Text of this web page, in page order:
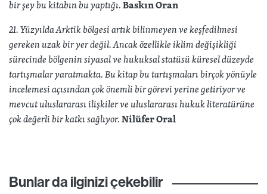
bir şey bu kitabın bu yaptığı.Baskın Oran
21. Yüzyılda Arktik bölgesi artık bilinmeyen ve keşfedilmesi
gereken uzak bir yer değil. Ancak özellikle iklim değişikliği
sürecinde bölgenin siyasal ve hukuksal statüsü küresel düzeyde
tartışmalar yaratmakta. Bu kitap bu tartışmaları birçok yönüyle
incelemesi açısından çok önemli bir görevi yerine getiriyor ve
mevcut uluslararası ilişkiler ve uluslararası hukuk literatürüne
çok değerli bir katkı sağlıyor.Nilüfer Oral
Bunlar da ilginizi çekebilir